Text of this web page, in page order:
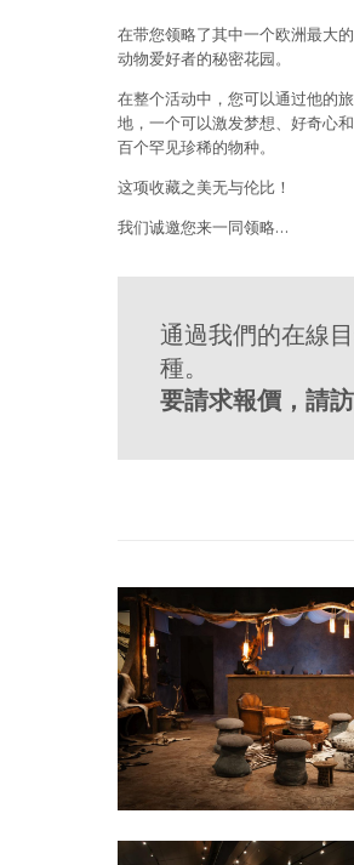
在带您领略了其中一个欧洲最大
动物爱好者的秘密花园。
在整个活动中，您可以通过他的
地，一个可以激发梦想、好奇心
百个罕见珍稀的物种。
这项收藏之美无与伦比！
我们诚邀您来一同领略…
通過我們的在線
種。
要請求報價，請